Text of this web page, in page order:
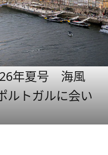
年夏号 海風
ルトガルに会い